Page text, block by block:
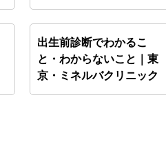
出生前診断でわかるこ
と・わからないこと｜東
京・ミネルバクリニック